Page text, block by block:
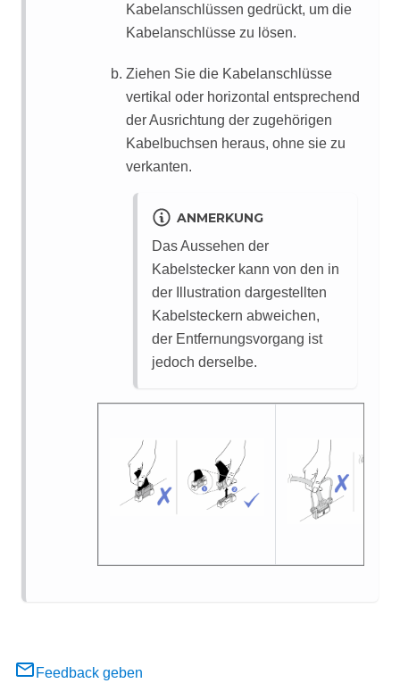
Kabelanschlüssen gedrückt, um die
Kabelanschlüsse zu lösen.
Ziehen Sie die Kabelanschlüsse
vertikal oder horizontal entsprechend
der Ausrichtung der zugehörigen
Kabelbuchsen heraus, ohne sie zu
verkanten.
ANMERKUNG
Das Aussehen der
Kabelstecker kann von den in
der Illustration dargestellten
Kabelsteckern abweichen,
der Entfernungsvorgang ist
jedoch derselbe.
Feedback geben